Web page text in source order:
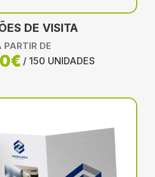
DE VISITA
PARTIR DE
/ 150 UNIDADES